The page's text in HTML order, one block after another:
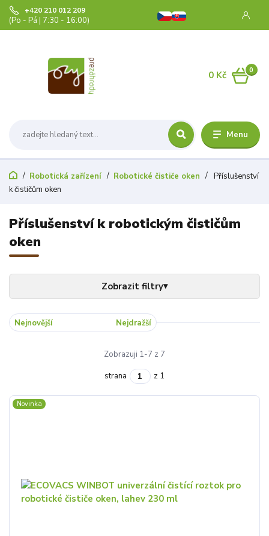
Menu
+420 210 012 209
(Po - Pá | 7:30 - 16:00)
0
0 Kč
Robotická zařízení Robotické čističe oken
Příslušenství
k čističům oken
Příslušenství k robotickým čističům
oken
Nejnovější Nejdražší
Zobrazuji 1-7 z 7
strana
z 1
Novinka